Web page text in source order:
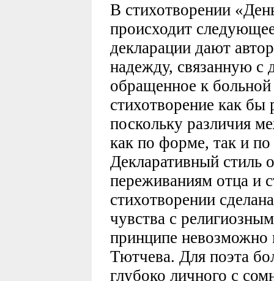
В стихотворении
происходит
декларации дают
надежду, связанную с
обращенное к
стихотворение как бы
поскольку различия
как по форме, так и
Декларативный стиль
переживаниям отца и
стихотворении
чувства с
принципе невозможно
Тютчева. Для поэта
глубоко личного с